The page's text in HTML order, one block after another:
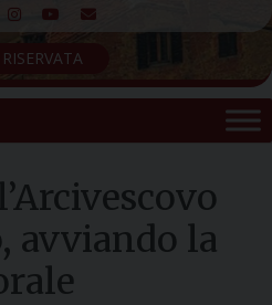
avviando la